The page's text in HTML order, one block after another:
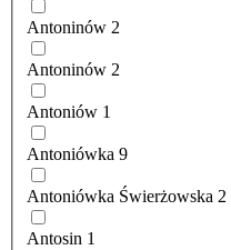
Antoninów 2
Antoninów 2
Antoniów 1
Antoniówka 9
Antoniówka Świerżowska 2
Antosin 1